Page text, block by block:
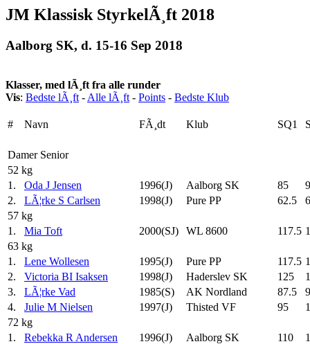
JM Klassisk StyrkelÃ¸ft 2018
Aalborg SK, d. 15-16 Sep 2018
Klasser, med lÃ¸ft fra alle runder
Vis: Bedste lÃ¸ft - Alle lÃ¸ft - Points - Bedste Klub
# Navn FÃ¸dt Klub SQ1
Damer Senior
52 kg
1.
Oda J Jensen 1996(J) Aalborg SK 85
2.
LÃ¦rke S Carlsen 1998(J) Pure PP 62.5
57 kg
1.
Mia Toft 2000(SJ) WL 8600 117.5
63 kg
1.
Lene Wollesen 1995(J) Pure PP 117.5
2.
Victoria BI Isaksen 1998(J) Haderslev SK 125
3.
LÃ¦rke Vad 1985(S) AK Nordland 87.5
4.
Julie M Nielsen 1997(J) Thisted VF 95
72 kg
1.
Rebekka R Andersen 1996(J) Aalborg SK 110